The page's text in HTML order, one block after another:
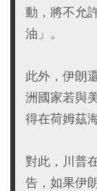
動，將不允
油」。
此外，伊朗
洲國家若與
得在荷姆茲
對此，川普
告，如果伊